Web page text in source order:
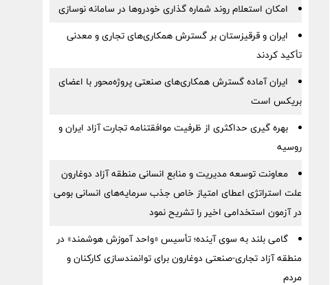
امکان استعلام روند شماره گذاری خودروها در سامانه نوسازی
ایران و قرقیزستان بر گسترش همکاری‌های تجاری و معدنی
تأکید کردند
ایران آماده گسترش همکاری‌های صنعتی پروژه‌محور با اعضای
بریکس است
بهره گیری حداکثری از ظرفیت موافقتنامه تجارت آزاد ایران و
روسیه
معاونت توسعه مدیریت و منابع انسانی منطقه آزاد دوغارون
علت استراتژی اعطای امتیاز خاص جذب سرمایه‌های انسانی بومی
در آزمون استخدامی اخیر را تشریح نمود
گامی بلند به سوی آینده؛ تأسیس «واحد آموزش هوشمند» در
منطقه آزاد تجاری-صنعتی دوغارون برای توانمندسازی کارکنان و
مردم